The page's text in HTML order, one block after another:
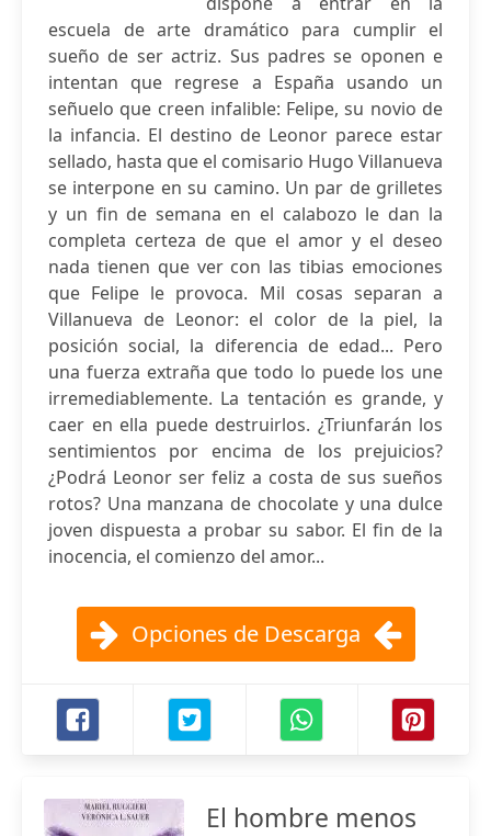
escuela de arte dramático para cumplir el
sueño de ser actriz. Sus padres se oponen e
intentan que regrese a España usando un
señuelo que creen infalible: Felipe, su novio de
la infancia. El destino de Leonor parece estar
sellado, hasta que el comisario Hugo Villanueva
se interpone en su camino. Un par de grilletes
y un fin de semana en el calabozo le dan la
completa certeza de que el amor y el deseo
nada tienen que ver con las tibias emociones
que Felipe le provoca. Mil cosas separan a
Villanueva de Leonor: el color de la piel, la
posición social, la diferencia de edad... Pero
una fuerza extraña que todo lo puede los une
irremediablemente. La tentación es grande, y
caer en ella puede destruirlos. ¿Triunfarán los
sentimientos por encima de los prejuicios?
¿Podrá Leonor ser feliz a costa de sus sueños
rotos? Una manzana de chocolate y una dulce
joven dispuesta a probar su sabor. El fin de la
inocencia, el comienzo del amor...
Opciones de Descarga
El hombre menos